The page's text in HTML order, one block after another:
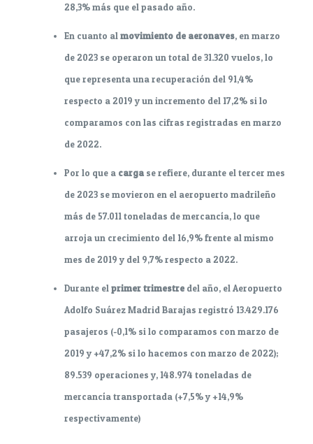
28,3% más que el pasado año.
En cuanto almovimiento de aeronaves, en marzo
de 2023 se operaron un total de 31.320 vuelos, lo
que representa una recuperación del 91,4%
respecto a 2019 y un incremento del 17,2% si lo
comparamos con las cifras registradas en marzo
de 2022.
Por lo que a cargase refiere, durante el tercer mes
de 2023 se movieron en el aeropuerto madrileño
más de 57.011 toneladas de mercancía, lo que
arroja un crecimiento del 16,9% frente al mismo
mes de 2019 y del 9,7% respecto a 2022.
Durante elprimer trimestre del año, el Aeropuerto
Adolfo Suárez Madrid Barajas registró 13.429.176
pasajeros (-0,1% si lo comparamos con marzo de
2019 y +47,2% si lo hacemos con marzo de 2022);
89.539 operaciones y, 148.974 toneladas de
mercancía transportada (+7,5% y +14,9%
respectivamente)